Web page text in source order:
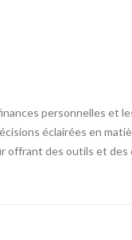
personnelles et
éclairées en
des outils et des